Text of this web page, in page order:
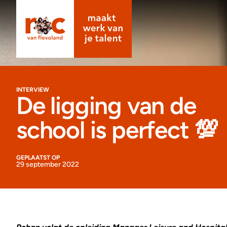
INTERVIEW
De ligging van de
school is perfect 💯
GEPLAATST OP
29 september 2022